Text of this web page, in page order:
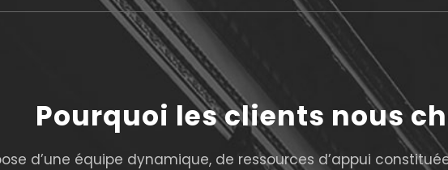
Pourquoi les clients nous
d’une équipe dynamique, de ressources d’appui